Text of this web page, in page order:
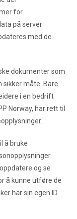
for
på server
med de
dokumenter som
sikker måte. Bare
i en bedrift
Norway, har rett til
å bruke
og se
å kunne utføre de
har sin egen ID